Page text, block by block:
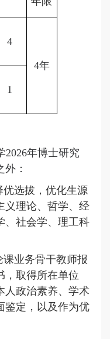
4
4年
1
2026年博士研究
：
选拔，优化生源
义理论、哲学、经
、社会学、理工科
业务骨干教师报
，取得所在单位
人政治素养、学术
鉴定，以及作为优